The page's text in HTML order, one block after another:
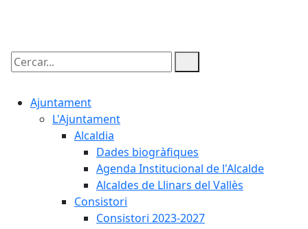
Cercar:
Ajuntament
L'Ajuntament
Alcaldia
Dades biogràfiques
Agenda Institucional de l'Alcalde
Alcaldes de Llinars del Vallès
Consistori
Consistori 2023-2027